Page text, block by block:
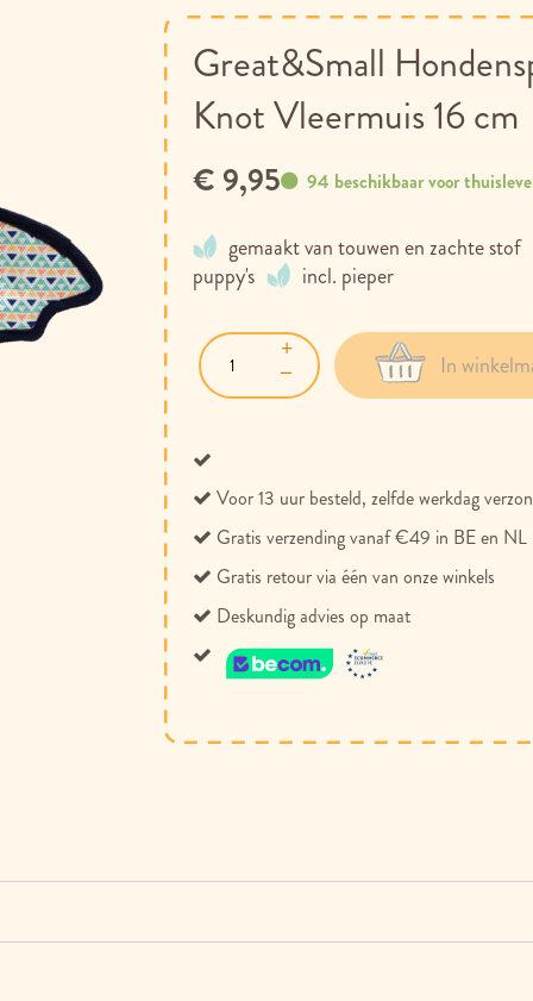
Great&Small
Knot Vleermuis 16 cm
gemaakt van touwen en zachte stof
puppy's
incl. pieper
94 beschikbaar voor
€ 9,95
In
Voor 13 uur besteld, zelfde werkdag
Gratis verzending vanaf €49 in BE en NL
Gratis retour via één van onze winkels
Deskundig advies op maat